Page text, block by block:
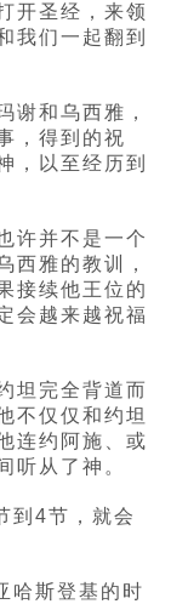
开圣经，来领
我们一起翻到
谢和乌西雅，
，得到的祝
，以至经历到
许并不是一个
西雅的教训，
接续他王位的
会越来越祝福
坦完全背道而
不仅仅和约坦
连约阿施、或
听从了神。
到4节，就会
哈斯登基的时